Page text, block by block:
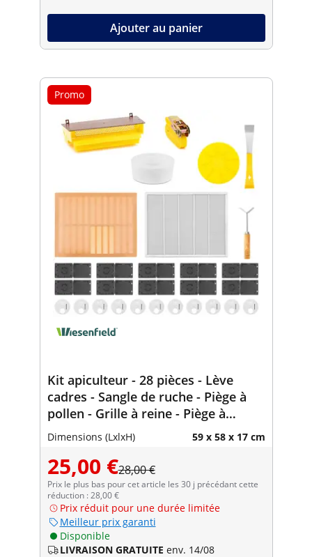
Ajouter au panier
Promo
Kit apiculteur - 28 pièces - Lève
cadres - Sangle de ruche - Piège à
pollen - Grille à reine - Piège à
insectes
Dimensions (LxlxH) 59 x 58 x 17 cm
25,00 €28,00 €
Prix le plus bas pour cet article les 30 j précédant cette
réduction : 28,00 €
Prix réduit pour une durée limitée
Meilleur prix garanti
Disponible
LIVRAISON GRATUITE env. 14/08